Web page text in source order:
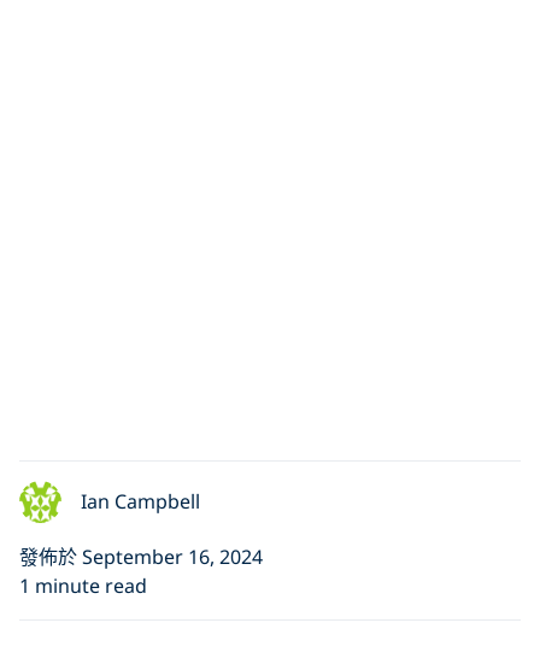
Ian Campbell
發佈於 September 16, 2024
1 minute read